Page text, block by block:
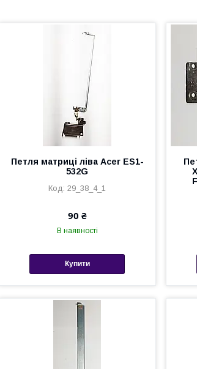
Петля матриці ліва Acer ES1-
532G
29_38_4_1
90 ₴
В наявності
Купити